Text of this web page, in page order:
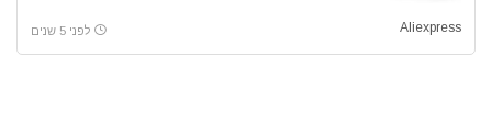
Aliexpress לפני 5 שנים